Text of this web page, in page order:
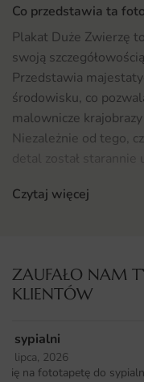
Co przedstawia ta
Plakat Duże Zwierzę
swoją
Przedstawia
środowisku, co
malownicze
Niezależnie od tego,
detal został starannie
dziełem sztuki.
różnorodne wnętrza,
klasyczne domy. Może
salonu, sypialni czy
do nich atmosferę
Dodatkowo, jeśli
Czytaj więcej
ZAUFAŁO NAM
KLIENTÓW
sypialni
lipca, 2026
się na fototapetę do